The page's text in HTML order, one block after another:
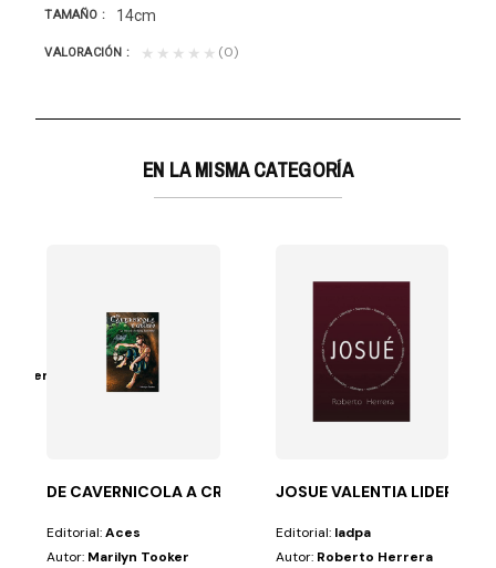
TAMAÑO 14cm
VALORACIÓN ★★★★★ (0)
EN LA MISMA CATEGORÍA
querrían que sus hijos estuvieran siempre así?En...
DE CAVERNICOLA A CRISTIANO
Editorial:Aces
Autor: Marilyn Tooker
JOSUE VALENTIA
Editorial: Iadpa
Autor: Roberto Herrera